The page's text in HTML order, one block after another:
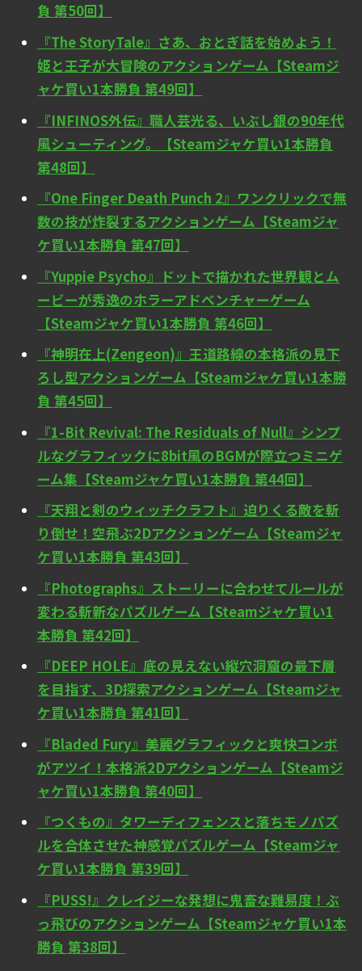
負 第50回】
『The StoryTale』さあ、おとぎ話を始めよう！
姫と王子が大冒険のアクションゲーム【Steamジ
ャケ買い1本勝負 第49回】
『INFINOS外伝』職人芸光る、いぶし銀の90年代
風シューティング。【Steamジャケ買い1本勝負
第48回】
『One Finger Death Punch 2』ワンクリックで無
数の技が炸裂するアクションゲーム【Steamジャ
ケ買い1本勝負 第47回】
『Yuppie Psycho』ドットで描かれた世界観とム
ービーが秀逸のホラーアドベンチャーゲーム
【Steamジャケ買い1本勝負 第46回】
『神明在上(Zengeon)』王道路線の本格派の見下
ろし型アクションゲーム【Steamジャケ買い1本勝
負 第45回】
『1-Bit Revival: The Residuals of Null』シンプ
ルなグラフィックに8bit風のBGMが際立つミニゲ
ーム集【Steamジャケ買い1本勝負 第44回】
『天翔と剣のウィッチクラフト』迫りくる敵を斬
り倒せ！空飛ぶ2Dアクションゲーム【Steamジャ
ケ買い1本勝負 第43回】
『Photographs』ストーリーに合わせてルールが
変わる斬新なパズルゲーム【Steamジャケ買い1
本勝負 第42回】
『DEEP HOLE』底の見えない縦穴洞窟の最下層
を目指す、3D探索アクションゲーム【Steamジャ
ケ買い1本勝負 第41回】
『Bladed Fury』美麗グラフィックと爽快コンボ
がアツイ！本格派2Dアクションゲーム【Steamジ
ャケ買い1本勝負 第40回】
『つくもの』タワーディフェンスと落ちモノパズ
ルを合体させた神感覚パズルゲーム【Steamジャ
ケ買い1本勝負 第39回】
『PUSS!』クレイジーな発想に鬼畜な難易度！ぶ
っ飛びのアクションゲーム【Steamジャケ買い1本
勝負 第38回】